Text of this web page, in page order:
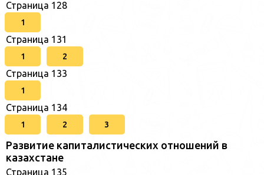
Страница 128
1
Страница 131
1 2
Страница 133
1
Страница 134
1 2 3
Развитие капиталистических отношений в
казахстане
Страница 135